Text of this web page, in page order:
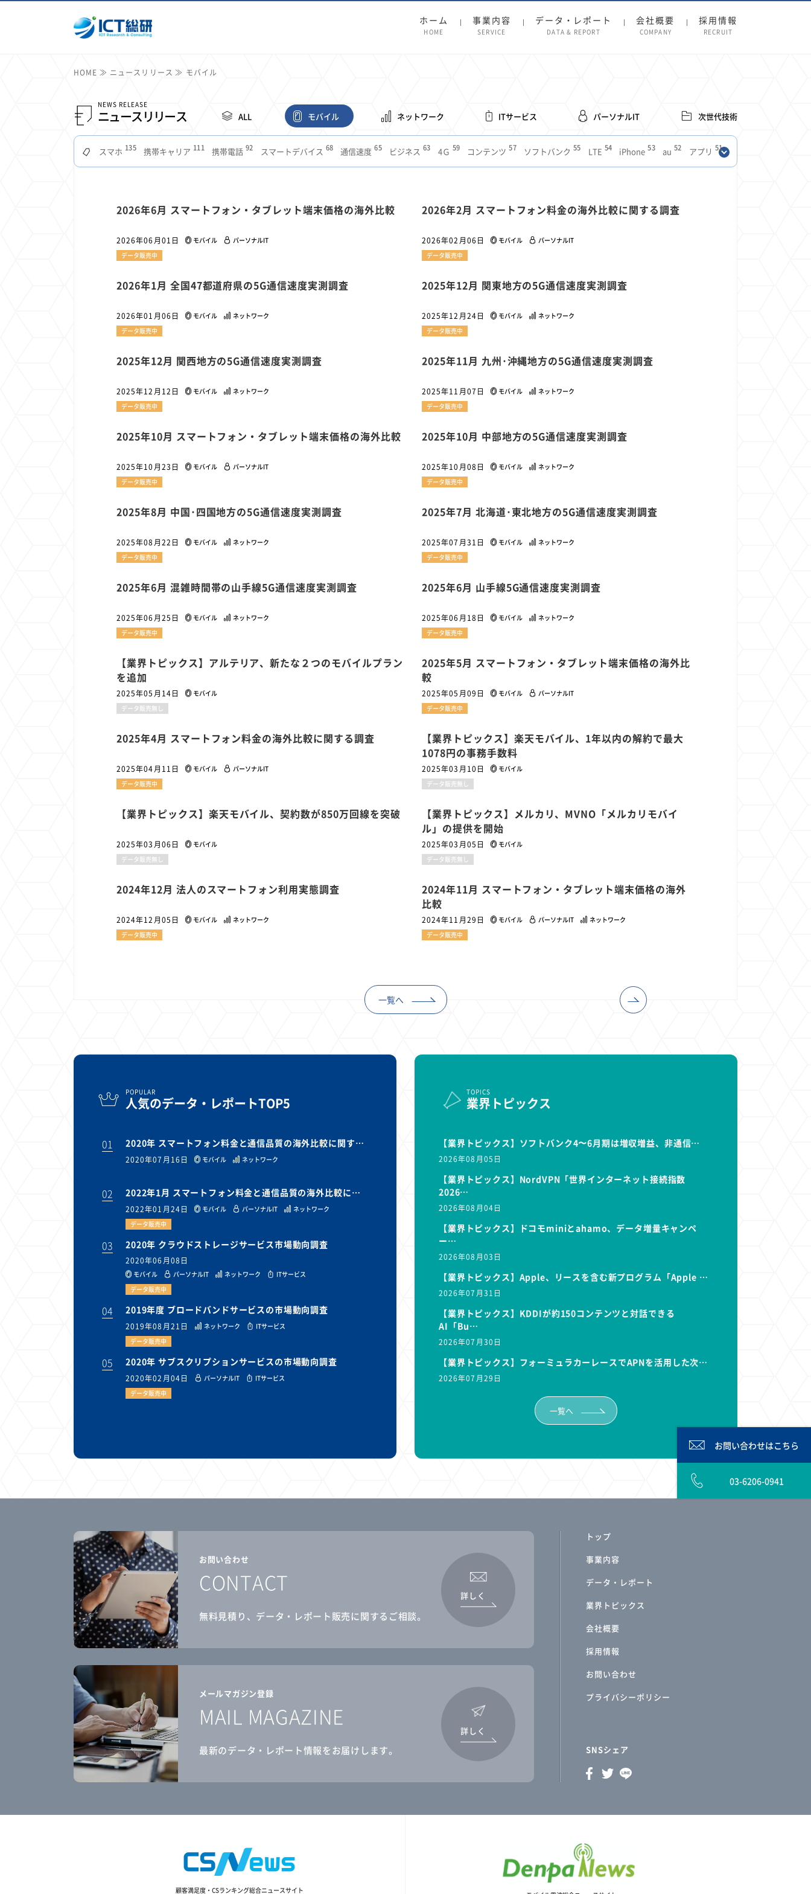
ホーム
HOME
事業内容
SERVICE
データ・レポート
DATA & REPORT
会社概要
COMPANY
採用情報
RECRUIT
HOME ニュースリリース モバイル
NEWS RELEASE
ニュースリリース ALL モバイル ネットワーク ITサービス パーソナルIT 次世代技術
スマホ 135 携帯キャリア 111 携帯電話 92 スマートデバイス 68 通信速度 65 ビジネス 63 4Ｇ 59 コンテンツ 57 ソフトバンク 55 LTE 54 iPhone 53 au 52 アプリ 51
つながりやすさ 51 電波状況 49 ドコモ 48 タブレット 38 インターネット 36 ビジネスシーン 31 混雑環境 31 MVNO 28 SIM 27 電波 27 全国 24 楽天モバイル 22
公衆無線LAN 11 格安 11 キャッシュレス決済 11 待ち合わせ場所 11 スマートフォン 東西エリア別 8 音楽配信 8 ニュースアプリ 8 クラウドストレージ 8 Amazon
Mid Journey 3 Claude 3 オフィスビル 3 マイナポイント Anthropic 2 Perplexity 2 YouTube iPad 2 リスク
2 1
端末価格 1 G20 1 購買力 1 MNO 1 スマートホーム家電 1 クラウド 1 ポイントサービス 1 共通ポイント 1 経済圏 1 Azure AI 1
2026年6月 スマートフォン・タブレット端末価格の海外比較
2026年06月01日 モバイル
パーソナルIT
データ販売中
2026年2月 スマートフォン料金の海外比較に関する調査
2026年02月06日 モバイル
パーソナルIT
データ販売中
2026年1月 全国47都道府県の5G通信速度実測調査
2026年01月06日 モバイル
ネットワーク
データ販売中
2025年12月 関東地方の5G通信速度実測調査
2025年12月24日 モバイル
ネットワーク
データ販売中
2025年12月 関西地方の5G通信速度実測調査
2025年12月12日 モバイル
ネットワーク
データ販売中
2025年11月 九州･沖縄地方の5G通信速度実測調査
2025年11月07日 モバイル
ネットワーク
データ販売中
2025年10月 スマートフォン・タブレット端末価格の海外比較
2025年10月23日 モバイル
パーソナルIT
データ販売中
2025年10月 中部地方の5G通信速度実測調査
2025年10月08日 モバイル
ネットワーク
データ販売中
2025年8月 中国･四国地方の5G通信速度実測調査
2025年08月22日 モバイル
ネットワーク
データ販売中
2025年7月 北海道･東北地方の5G通信速度実測調査
2025年07月31日 モバイル
ネットワーク
データ販売中
2025年6月 混雑時間帯の山手線5G通信速度実測調査
2025年06月25日 モバイル
ネットワーク
データ販売中
2025年6月 山手線5G通信速度実測調査
2025年06月18日 モバイル
ネットワーク
データ販売中
【業界トピックス】アルテリア、新たな２つのモバイルプラン
を追加
2025年05月14日
モバイル
データ販売無し
2025年5月 スマートフォン・タブレット端末価格の海外比
較
2025年05月09日 モバイル
パーソナルIT
データ販売中
2025年4月 スマートフォン料金の海外比較に関する調査
2025年04月11日 モバイル
パーソナルIT
データ販売中
【業界トピックス】楽天モバイル、1年以内の解約で最大
1078円の事務手数料
2025年03月10日
モバイル
データ販売無し
【業界トピックス】楽天モバイル、契約数が850万回線を突破
2025年03月06日
モバイル
データ販売無し
【業界トピックス】メルカリ、MVNO「メルカリモバイ
ル」の提供を開始
2025年03月05日
モバイル
データ販売無し
2024年12月 法人のスマートフォン利用実態調査
2024年12月05日 モバイル
ネットワーク
データ販売中
2024年11月 スマートフォン・タブレット端末価格の海外
比較
2024年11月29日 モバイル パーソナルIT
ネットワーク
データ販売中
一覧へ
POPULAR
人気のデータ・レポートTOP5
01 2020年 スマートフォン料金と通信品質の海外比較に関す…
2020年07月16日 モバイル ネットワーク
02 2022年1月 スマートフォン料金と通信品質の海外比較に…
2022年01月24日 モバイル パーソナルIT
ネットワーク
データ販売中
03 2020年 クラウドストレージサービス市場動向調査
2020年06月08日
モバイル パーソナルIT ネットワーク
ITサービス
データ販売中
04 2019年度 ブロードバンドサービスの市場動向調査
2019年08月21日 ネットワーク
ITサービス
データ販売中
05 2020年 サブスクリプションサービスの市場動向調査
2020年02月04日 パーソナルIT
ITサービス
データ販売中
TOPICS
業界トピックス
【業界トピックス】ソフトバンク4〜6月期は増収増益、非通信…
2026年08月05日
【業界トピックス】NordVPN「世界インターネット接続指数
2026…
2026年08月04日
【業界トピックス】ドコモminiとahamo、データ増量キャンペ
ー…
2026年08月03日
【業界トピックス】Apple、リースを含む新プログラム「Apple …
2026年07月31日
【業界トピックス】KDDIが約150コンテンツと対話できる
AI「Bu…
2026年07月30日
【業界トピックス】フォーミュラカーレースでAPNを活用した次…
2026年07月29日
一覧へ
お問い合わせはこちら
03-6206-0941
お問い合わせ
CONTACT
無料見積り、データ・レポート販売に関するご相談。
詳しく
メールマガジン登録
MAIL MAGAZINE
最新のデータ・レポート情報をお届けします。
詳しく
トップ
事業内容
データ・レポート
業界トピックス
会社概要
採用情報
お問い合わせ
プライバシーポリシー
SNSシェア
顧客満足度・CSランキング総合ニュースサイト